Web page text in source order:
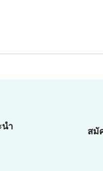
ำ สมั